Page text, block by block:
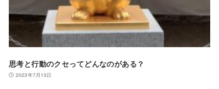
思考と行動のクセってどんなのがある？
2023年7月13日